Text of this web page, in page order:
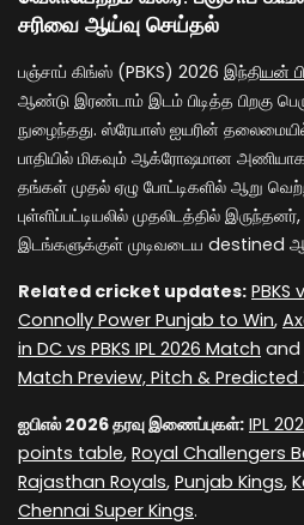
சரிவை ஆய்வு செய்தல்
பஞ்சாப் கிங்ஸ் (PBKS) 2026 இந்தியன்
ஆண்டு இரண்டாம் இடம் பிடித்த பிறகு
நுழைந்தது. ஸ்ரேயாஸ் ஐயரின்
பாதியில் மிகவும் ஆக்ரோஷமான
தங்கள் முதல் ஏழு போட்டிகளில் ஆறு
புள்ளிப்பட்டியலில் முதலிடத்தில்
இடங்களுக்குள் முடிவடைய destined
Related cricket updates: PBKS
Connolly Power Punjab to Win,
in DC vs PBKS IPL 2026 Match and
Match Preview, Pitch & Predicted
ஐபிஎல் 2026 தரவு இணைப்புகள்: IPL
points table, Royal Challengers
Rajasthan Royals, Punjab Kings,
Chennai Super Kings.